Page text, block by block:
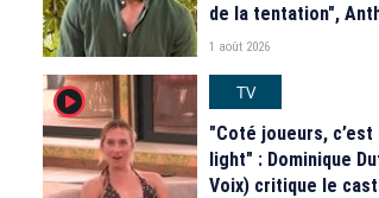
de la tentation",
Matéo, Jade
de la télé-réalité de
1 août 2026
player2
TV
"Coté joueurs, c’est
light" : Dominique
Voix) critique le